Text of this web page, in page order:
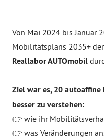
Von Mai 2024 bis Januar
Mobilitätsplans 2035+
Reallabor AUTOmobil
Ziel war es, 20
besser zu verstehen:
👉 wie ihr
👉 was Veränderungen